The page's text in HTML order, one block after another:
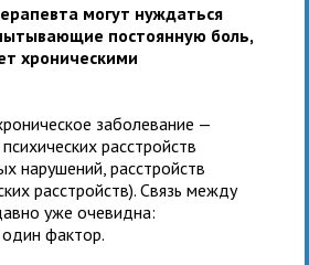
могут нуждаться
постоянную боль,
хроническими
заболевание —
расстройств
нарушений, расстройств
расстройств). Связь между
уже очевидна:
фактор.